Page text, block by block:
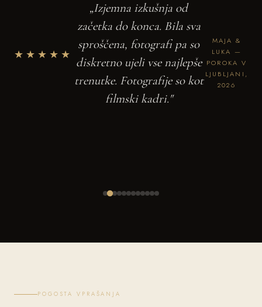
★★★★★
„Izjemna izkušnja od
začetka do konca. Bila sva
sproščena, fotografi pa so
diskretno ujeli vse najlepše
trenutke. Fotografije so kot
filmski kadri."
MAJA &
LUKA —
POROKA V
LJUBLJANI,
2026
POGOSTA VPRAŠANJA